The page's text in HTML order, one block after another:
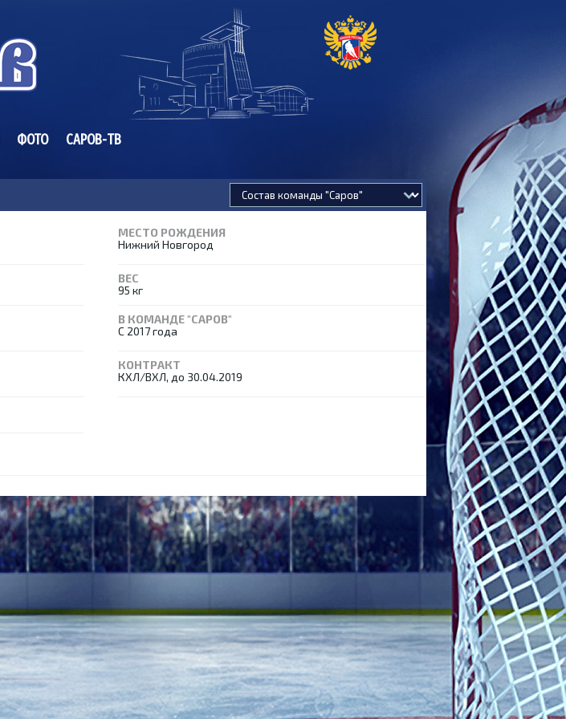
ФОТО САРОВ-ТВ
МЕСТО РОЖДЕНИЯ
Нижний Новгород
ВЕС
95 кг
В КОМАНДЕ "САРОВ"
С 2017 года
КОНТРАКТ
КХЛ/ВХЛ, до 30.04.2019